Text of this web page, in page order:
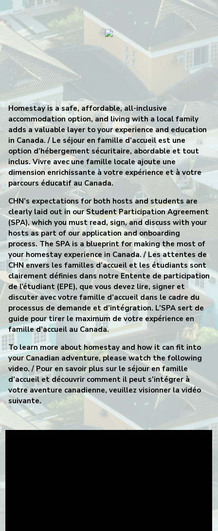
Homestay is a safe, affordable, all-inclusive
accommodation option, and living with a local family
adds a valuable layer to your experience and education
in Canada. / Le séjour en famille d’accueil est une
option d’hébergement sécuritaire, abordable et tout
inclus. Vivre avec une famille locale ajoute une
dimension enrichissante à votre expérience et à votre
parcours éducatif au Canada.
CHN’s expectations for both hosts and students are
clearly laid out in our Student Participation Agreement
(SPA), which you must read, sign, and discuss with your
hosts as part of our application and onboarding
process. The SPA is a blueprint for making the most of
your homestay experience in Canada./ Les attentes de
CHN envers les familles d’accueil et les étudiants sont
clairement définies dans notre Entente de participation
de l’étudiant (EPE), que vous devez lire, signer et
discuter avec votre famille d’accueil dans le cadre du
processus de demande et d’intégration. L’SPA sert de
guide pour tirer le maximum de votre expérience en
famille d’accueil au Canada.
To learn more about homestay and how it can fit into
your Canadian adventure, please watch the following
video. / Pour en savoir plus sur le séjour en famille
d’accueil et découvrir comment il peut s’intégrer à
votre aventure canadienne, veuillez visionner la vidéo
suivante.